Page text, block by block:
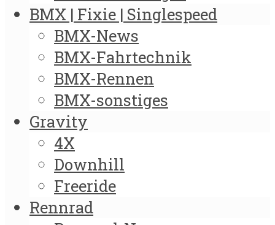
BMX | Fixie | Singlespeed
BMX-News
BMX-Fahrtechnik
BMX-Rennen
BMX-sonstiges
Gravity
4X
Downhill
Freeride
Rennrad